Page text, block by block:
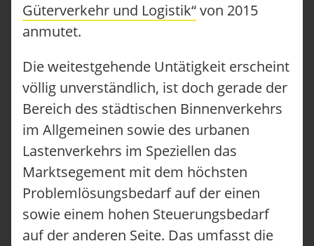
Güterverkehr und Logistik“von 2015
anmutet.
Die weitestgehende Untätigkeit erscheint
völlig unverständlich, ist doch gerade der
Bereich des städtischen Binnenverkehrs
im Allgemeinen sowie des urbanen
Lastenverkehrs im Speziellen das
Marktsegement mit dem höchsten
Problemlösungsbedarf auf der einen
sowie einem hohen Steuerungsbedarf
auf der anderen Seite. Das umfasst die